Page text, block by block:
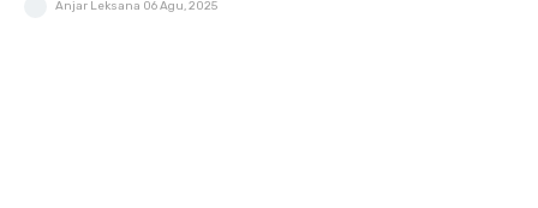
Anjar Leksana 06 Agu, 2025